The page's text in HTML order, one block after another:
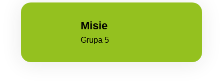
Misie
Grupa 5